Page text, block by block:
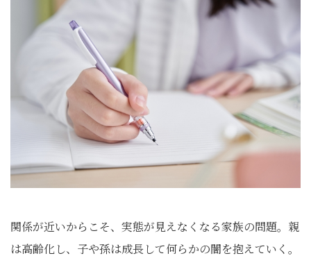
関係が近いからこそ、実態が見えなくなる家族の問題。親
は高齢化し、子や孫は成長して何らかの闇を抱えていく。